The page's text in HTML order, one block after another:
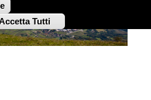
Tutti
Withdraw
consent